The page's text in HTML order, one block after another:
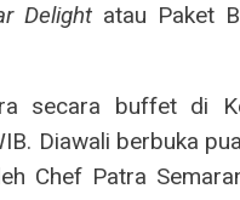
Delightatau Paket
secara buffet di
Diawali berbuka
Chef Patra